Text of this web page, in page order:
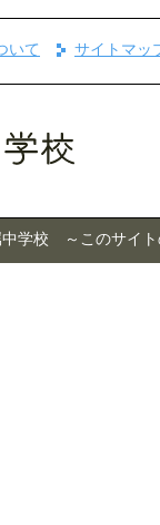
いて サイトマッ
学校 ～このサイト